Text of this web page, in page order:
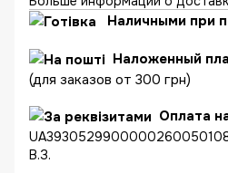
Наличными при
Наложенный
(для заказов от 300 грн)
Оплата
В.З.